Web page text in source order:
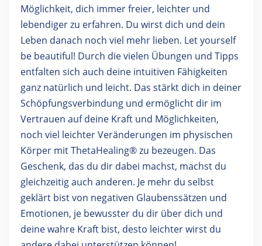
Möglichkeit, dich immer freier, leichter und
lebendiger zu erfahren. Du wirst dich und dein
Leben danach noch viel mehr lieben. Let yourself
be beautiful! Durch die vielen Übungen und Tipps
entfalten sich auch deine intuitiven Fähigkeiten
ganz natürlich und leicht. Das stärkt dich in deiner
Schöpfungsverbindung und ermöglicht dir im
Vertrauen auf deine Kraft und Möglichkeiten,
noch viel leichter Veränderungen im physischen
Körper mit ThetaHealing® zu bezeugen. Das
Geschenk, das du dir dabei machst, machst du
gleichzeitig auch anderen. Je mehr du selbst
geklärt bist von negativen Glaubenssätzen und
Emotionen, je bewusster du dir über dich und
deine wahre Kraft bist, desto leichter wirst du